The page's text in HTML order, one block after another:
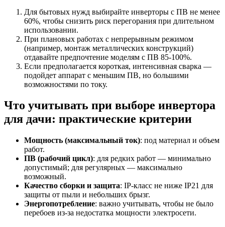
Для бытовых нужд выбирайте инверторы с ПВ не менее
60%, чтобы снизить риск перегорания при длительном
использовании.
При плановых работах с непрерывным режимом
(например, монтаж металлических конструкций)
отдавайте предпочтение моделям с ПВ 85-100%.
Если предполагается короткая, интенсивная сварка —
подойдет аппарат с меньшим ПВ, но большими
возможностями по току.
Что учитывать при выборе инвертора
для дачи: практические критерии
Мощность (максимальный ток): под материал и объем
работ.
ПВ (рабочий цикл): для редких работ — минимально
допустимый; для регулярных — максимально
возможный.
Качество сборки и защита: IP-класс не ниже IP21 для
защиты от пыли и небольших брызг.
Энергопотребление: важно учитывать, чтобы не было
перебоев из-за недостатка мощности электросети.